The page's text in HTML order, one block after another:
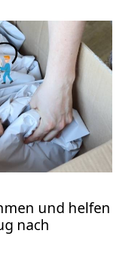
und helfen
nach